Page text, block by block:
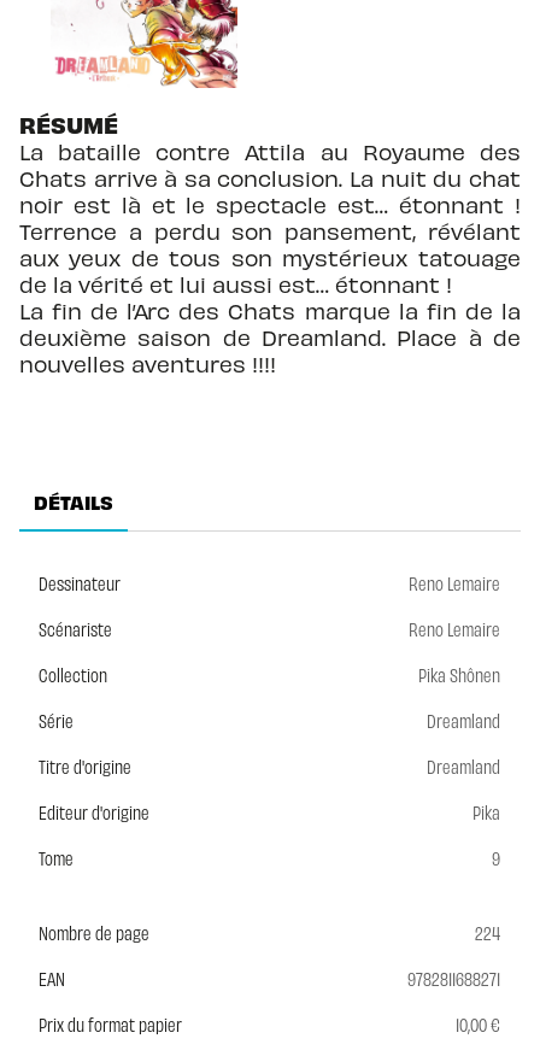
RÉSUMÉ
La bataille contre Attila au Royaume des
Chats arrive à sa conclusion. La nuit du chat
noir est là et le spectacle est… étonnant !
Terrence a perdu son pansement, révélant
aux yeux de tous son mystérieux tatouage
de la vérité et lui aussi est… étonnant !
La fin de l’Arc des Chats marque la fin de la
deuxième saison de Dreamland. Place à de
nouvelles aventures !!!!
DÉTAILS
Dessinateur
Reno Lemaire
Scénariste
Reno Lemaire
Collection
Pika Shônen
Série
Dreamland
Titre d'origine
Dreamland
Editeur d'origine
Pika
Tome
9
Nombre de page
224
EAN
9782811688271
Prix du format papier
10,00 €